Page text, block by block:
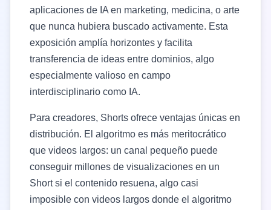
aplicaciones de IA en marketing, medicina, o arte
que nunca hubiera buscado activamente. Esta
exposición amplía horizontes y facilita
transferencia de ideas entre dominios, algo
especialmente valioso en campo
interdisciplinario como IA.
Para creadores, Shorts ofrece ventajas únicas en
distribución. El algoritmo es más meritocrático
que videos largos: un canal pequeño puede
conseguir millones de visualizaciones en un
Short si el contenido resuena, algo casi
imposible con videos largos donde el algoritmo